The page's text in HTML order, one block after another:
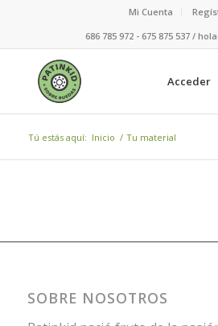
Mi Cuenta
686 785 972 - 675 875 537 /
Acceder
Tú estás aquí: Inicio / Tu material
SOBRE NOSOTROS